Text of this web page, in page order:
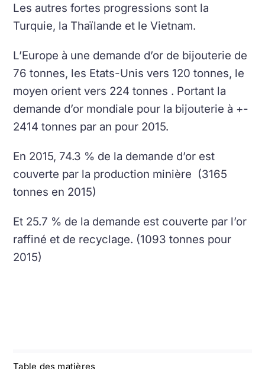
Table des matières
Les autres fortes progressions sont la
Turquie, la Thaïlande et le Vietnam.
L’Europe à une demande d’or de bijouterie de
76 tonnes, les Etats-Unis vers 120 tonnes, le
moyen orient vers 224 tonnes . Portant la
demande d’or mondiale pour la bijouterie à +-
2414 tonnes par an pour 2015.
En 2015, 74.3 % de la demande d’or est
couverte par la production minière (3165
tonnes en 2015)
Et 25.7 % de la demande est couverte par l’or
raffiné et de recyclage. (1093 tonnes pour
2015)